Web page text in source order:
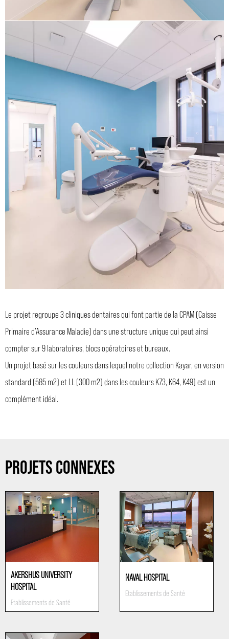
Le projet regroupe 3 cliniques dentaires qui font partie de la CPAM (Caisse
Primaire d’Assurance Maladie) dans une structure unique qui peut ainsi
compter sur 9 laboratoires, blocs opératoires et bureaux.
Un projet basé sur les couleurs dans lequel notre collection Kayar, en version
standard (585 m2) et LL (300 m2) dans les couleurs K73, K64, K49) est un
complément idéal.
PROJETS CONNEXES
AKERSHUS UNIVERSITY
HOSPITAL
Etablissements de Santé
NAVAL HOSPITAL
Etablissements de Santé